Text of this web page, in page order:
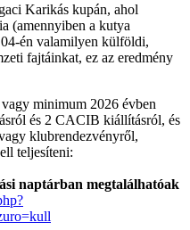
Karikás kupán, ahol
(amennyiben a kutya
én valamilyen külföldi,
fajtáinkat, ez az eredmény
minimum 2026 évben
és 2 CACIB kiállításról, és
klubrendezvényről,
teljesíteni:
naptárban megtalálhatóak